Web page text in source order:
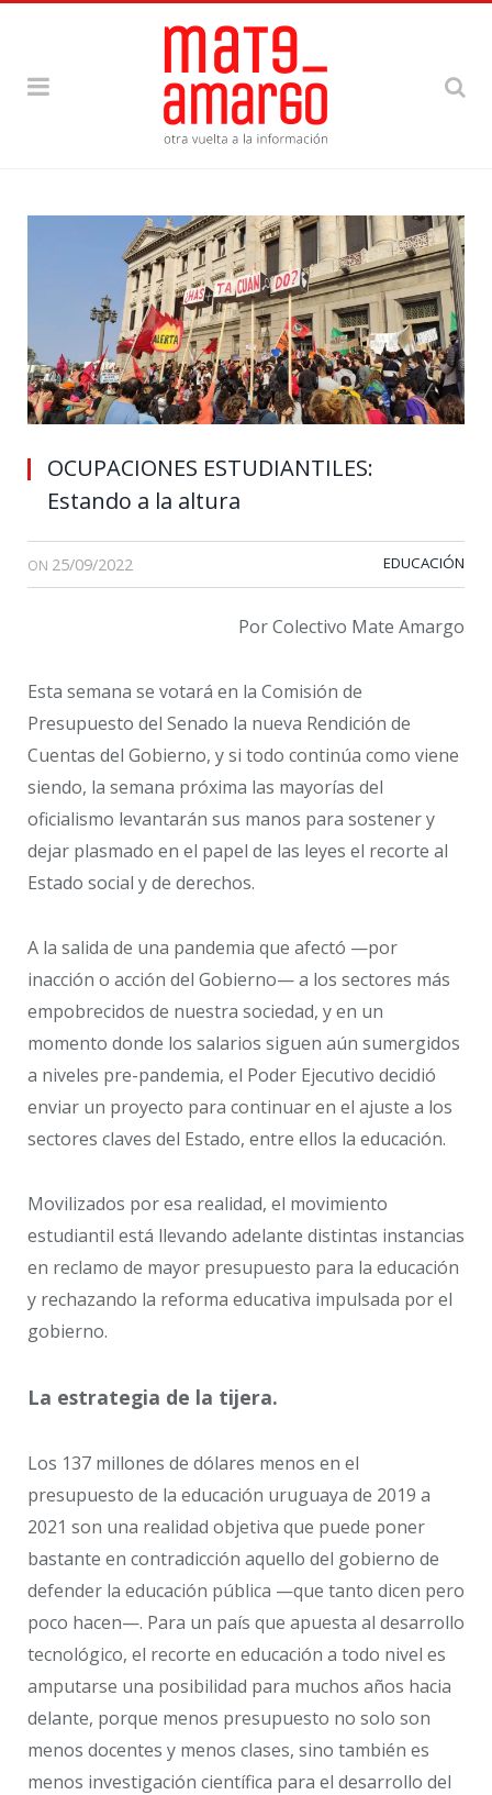
OCUPACIONES ESTUDIANTILES:
Estando a la altura
ON 25/09/2022 EDUCACIÓN
Por Colectivo Mate Amargo
Esta semana se votará en la Comisión de
Presupuesto del Senado la nueva Rendición de
Cuentas del Gobierno, y si todo continúa como viene
siendo, la semana próxima las mayorías del
oficialismo levantarán sus manos para sostener y
dejar plasmado en el papel de las leyes el recorte al
Estado social y de derechos.
A la salida de una pandemia que afectó —por
inacción o acción del Gobierno— a los sectores más
empobrecidos de nuestra sociedad, y en un
momento donde los salarios siguen aún sumergidos
a niveles pre-pandemia, el Poder Ejecutivo decidió
enviar un proyecto para continuar en el ajuste a los
sectores claves del Estado, entre ellos la educación.
Movilizados por esa realidad, el movimiento
estudiantil está llevando adelante distintas instancias
en reclamo de mayor presupuesto para la educación
y rechazando la reforma educativa impulsada por el
gobierno.
La estrategia de la tijera.
Los 137 millones de dólares menos en el
presupuesto de la educación uruguaya de 2019 a
2021 son una realidad objetiva que puede poner
bastante en contradicción aquello del gobierno de
defender la educación pública —que tanto dicen pero
poco hacen—. Para un país que apuesta al desarrollo
tecnológico, el recorte en educación a todo nivel es
amputarse una posibilidad para muchos años hacia
delante, porque menos presupuesto no solo son
menos docentes y menos clases, sino también es
menos investigación científica para el desarrollo del